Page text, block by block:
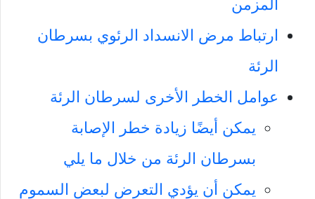
المزمن
ارتباط مرض الانسداد الرئوي بسرطان
الرئة
عوامل الخطر الأخرى لسرطان الرئة
يمكن أيضًا زيادة خطر الإصابة
بسرطان الرئة من خلال ما يلي
يمكن أن يؤدي التعرض لبعض السموم